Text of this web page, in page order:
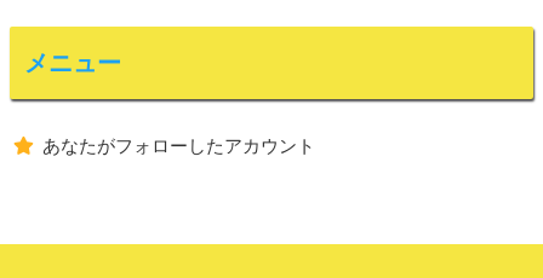
メニュー
あなたがフォローしたアカウント